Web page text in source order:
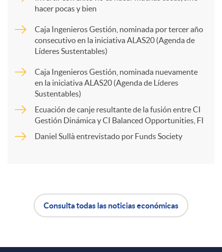
t
hacer pocas y bien
Caja Ingenieros Gestión, nominada por tercer año
consecutivo en la iniciativa ALAS20 (Agenda de
Líderes Sustentables)
Caja Ingenieros Gestión, nominada nuevamente
en la iniciativa ALAS20 (Agenda de Líderes
Sustentables)
Ecuación de canje resultante de la fusión entre CI
Gestión Dinámica y CI Balanced Opportunities, FI
Daniel Sullà entrevistado por Funds Society
Consulta todas las noticias económicas